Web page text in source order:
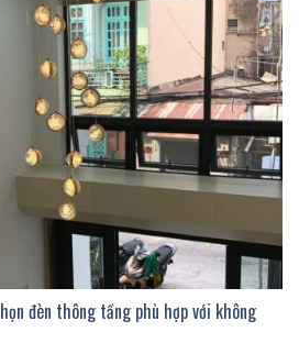
đèn thông tầng phù hợp với không